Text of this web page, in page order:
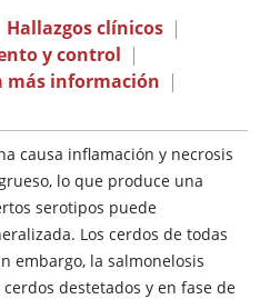
Hallazgos clínicos |
y control |
más información |
causa inflamación y necrosis
lo que produce una
serotipos puede
Los cerdos de todas
embargo, la salmonelosis
destetados y en fase de